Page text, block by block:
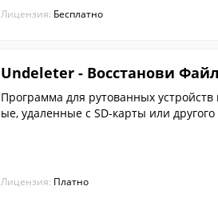
Лицензия: Бесплатно
Undeleter - Восстанови
Программа для рутованных
ые, удаленные с SD-карты или
Лицензия: Платно